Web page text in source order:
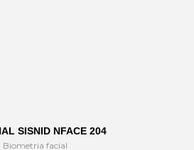
SISNID NFACE 204
Biometria facial